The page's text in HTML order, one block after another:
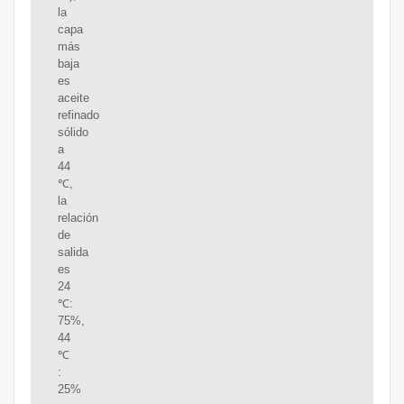
la
capa
más
baja
es
aceite
refinado
sólido
a
44
℃,
la
relación
de
salida
es
24
℃:
75%,
44
℃
:
25%